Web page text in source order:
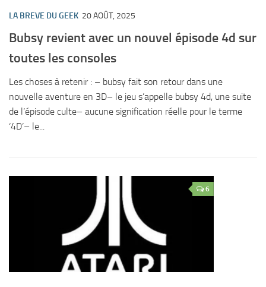
LA BREVE DU GEEK 20 AOÛT, 2025
Bubsy revient avec un nouvel épisode 4d sur
toutes les consoles
Les choses à retenir : – bubsy fait son retour dans une
nouvelle aventure en 3D– le jeu s’appelle bubsy 4d, une suite
de l’épisode culte– aucune signification réelle pour le terme
‘4D’– le...
6